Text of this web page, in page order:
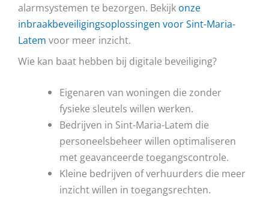
alarmsystemen te bezorgen. Bekijk onze
inbraakbeveiligingsoplossingen voor Sint-Maria-
Latem voor meer inzicht.
Wie kan baat hebben bij digitale beveiliging?
Eigenaren van woningen die zonder
fysieke sleutels willen werken.
Bedrijven in Sint-Maria-Latem die
personeelsbeheer willen optimaliseren
met geavanceerde toegangscontrole.
Kleine bedrijven of verhuurders die meer
inzicht willen in toegangsrechten.